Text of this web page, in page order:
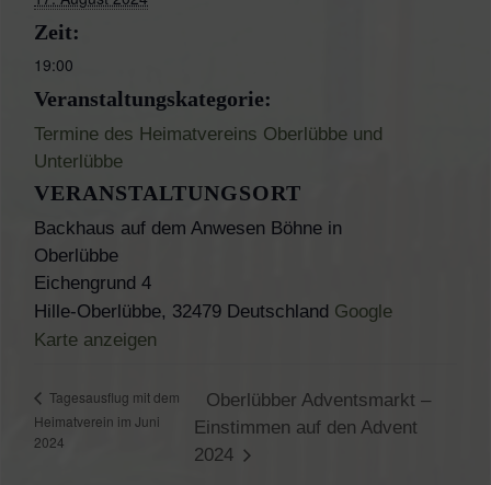
Zeit:
19:00
Veranstaltungskategorie:
Termine des Heimatvereins Oberlübbe und
Unterlübbe
VERANSTALTUNGSORT
Backhaus auf dem Anwesen Böhne in
Oberlübbe
Eichengrund 4
Hille-Oberlübbe, 32479 Deutschland Google
Karte anzeigen
Tagesausflug mit dem
Heimatverein im Juni
2024
Oberlübber Adventsmarkt –
Einstimmen auf den Advent
2024